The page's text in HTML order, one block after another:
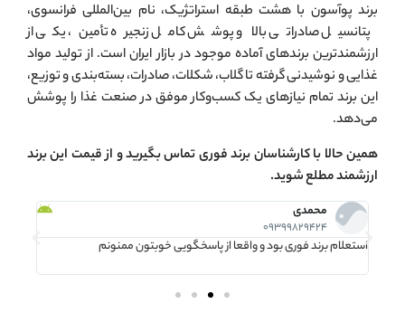
برند پوآسون با هشت طبقه استراتژیک، نام بین‌المللی فرانسوی،
پتانسیل صادراتی بالا و پوشش کامل زنجیره تأمین، یکی از
ارزشمندترین برندهای آماده موجود در بازار ایران است. از تولید مواد
غذایی و نوشیدنی گرفته تا گلاب، شکلات، صادرات، بسته‌بندی و توزیع،
این برند تمام نیازهای یک کسب‌وکار موفق در صنعت غذا را پوشش
می‌دهد.
همین حالا با کارشناسان برند فوری تماس بگیرید و از قیمت این برند
ارزشمند مطلع شوید.
محمدی
09399829424
استعلام برند فوری بود و واقعا از پاسخگویی خوبتون ممنونم